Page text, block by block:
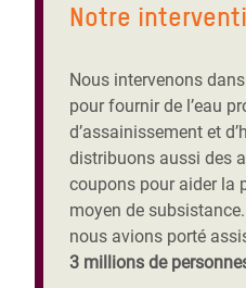
Notre
Nous intervenons
pour fournir de l’eau
d’assainissement et
distribuons aussi des
coupons pour aider la
moyen de
nous avions porté
3 millions de